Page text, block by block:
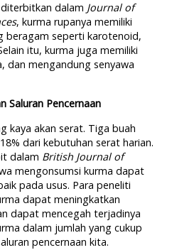
dalam Journal of
, kurma rupanya memiliki
beragam seperti karotenoid,
itu, kurma juga memiliki
dan mengandung senyawa
Saluran Pencernaan
kaya akan serat. Tiga buah
dari kebutuhan serat harian.
dalam British Journal of
mengonsumsi kurma dapat
pada usus. Para peneliti
dapat meningkatkan
dapat mencegah terjadinya
dalam jumlah yang cukup
pencernaan kita.